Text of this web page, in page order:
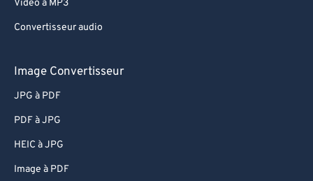
Video à MP3
Convertisseur audio
Image Convertisseur
JPG à PDF
PDF à JPG
HEIC à JPG
Image à PDF